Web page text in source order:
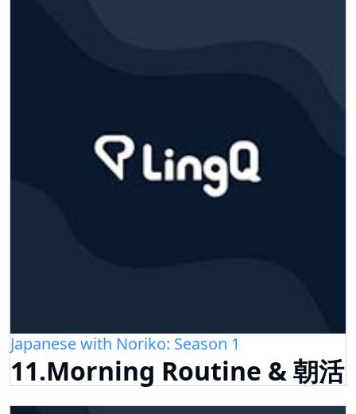
Japanese with Noriko: Season 1
11.Morning Routine & 朝活